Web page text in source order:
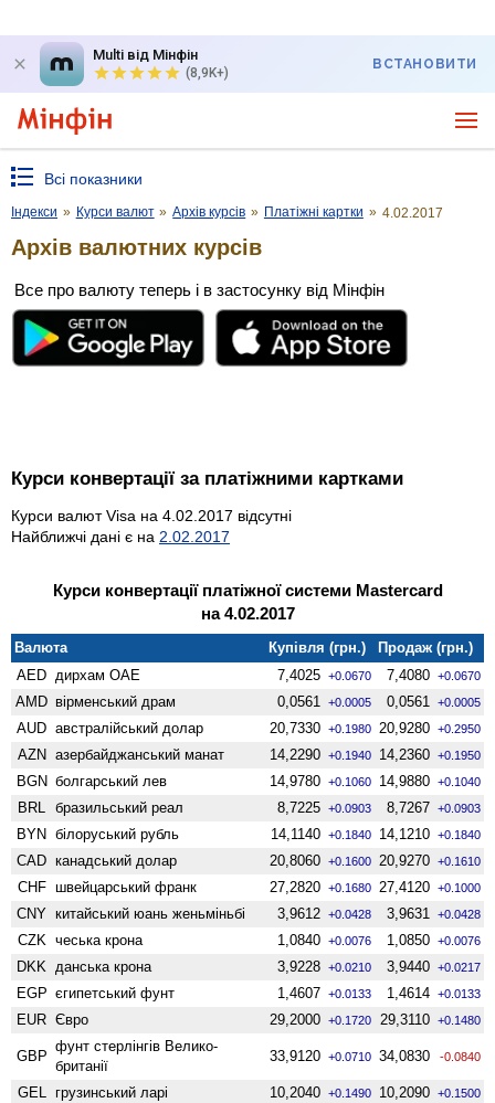
Multi від Мінфін
(8,9K+)
ВСТАНОВИТИ
Всі показники
Індекси » Курси валют » Архів курсів » Платіжні картки » 4.02.2017
Архів валютних курсів
Все про валюту теперь і в застосунку від Мінфін
Курси конвертації за платіжними картками
Курси валют Visa на 4.02.2017 відсутні
Найближчі дані є на 2.02.2017
Курси конвертації платіжної системи Mastercard
на 4.02.2017
Валюта Купівля (грн.)
Продаж (грн.)
AED дирхам ОАЕ 7,4025 +0.0670 7,4080 +0.0670
AMD вiрменський драм 0,0561 +0.0005 0,0561 +0.0005
AUD австралійський долар 20,7330 +0.1980 20,9280 +0.2950
AZN азербайджанський манат 14,2290 +0.1940 14,2360 +0.1950
BGN болгарський лев 14,9780 +0.1060 14,9880 +0.1040
BRL бразильський реал 8,7225 +0.0903 8,7267 +0.0903
BYN білоруський рубль 14,1140 +0.1840 14,1210 +0.1840
CAD канадський долар 20,8060 +0.1600 20,9270 +0.1610
CHF швейцарський франк 27,2820 +0.1680 27,4120 +0.1000
CNY китайський юань женьмiньбi 3,9612 +0.0428 3,9631 +0.0428
CZK чеська крона 1,0840 +0.0076 1,0850 +0.0076
DKK данська крона 3,9228 +0.0210 3,9440 +0.0217
EGP єгипетський фунт 1,4607 +0.0133 1,4614 +0.0133
EUR Євро 29,2000 +0.1720 29,3110 +0.1480
GBP
фунт стерлінгів Велико­
британії
33,9120 +0.0710 34,0830 -0.0840
GEL грузинський ларі 10,2040 +0.1490 10,2090 +0.1500